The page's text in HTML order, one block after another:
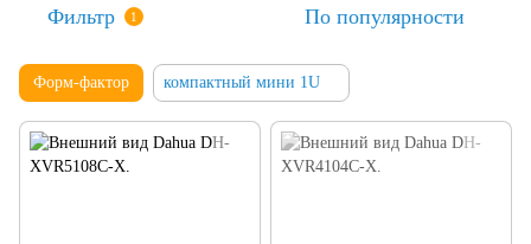
Фильтр 1 По популярности
Форм-фактор компактный мини 1U